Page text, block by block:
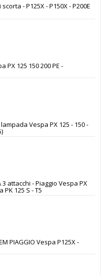
- P125X - P150X - P200E
PX 125 150 200 PE -
Vespa PX 125 - 150 -
attacchi - Piaggio Vespa PX
PK 125 S - T5
PIAGGIO Vespa P125X -